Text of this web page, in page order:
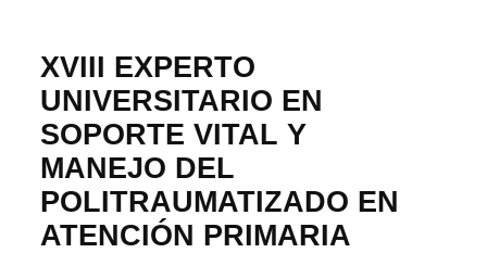
XVIII EXPERTO
UNIVERSITARIO EN
SOPORTE VITAL Y
MANEJO DEL
POLITRAUMATIZADO EN
ATENCIÓN PRIMARIA